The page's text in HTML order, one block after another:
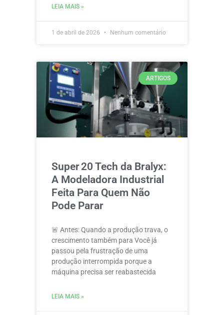
LEIA MAIS »
1 de abril de 2026 Nenhum comentário
ARTIGOS
Super 20 Tech da Bralyx:
A Modeladora Industrial
Feita Para Quem Não
Pode Parar
🚨 Antes: Quando a produção trava, o
crescimento também para Você já
passou pela frustração de uma
produção interrompida porque a
máquina precisa ser reabastecida
LEIA MAIS »